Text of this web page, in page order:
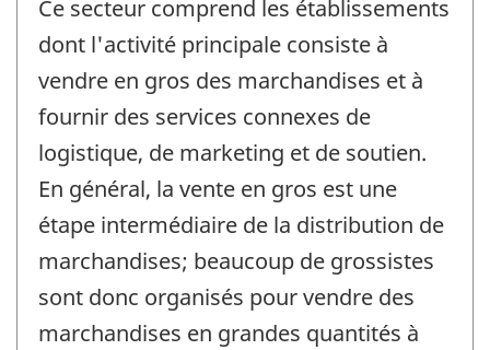
Ce secteur comprend les établissements
dont l'activité principale consiste à
vendre en gros des marchandises et à
fournir des services connexes de
logistique, de marketing et de soutien.
En général, la vente en gros est une
étape intermédiaire de la distribution de
marchandises; beaucoup de grossistes
sont donc organisés pour vendre des
marchandises en grandes quantités à